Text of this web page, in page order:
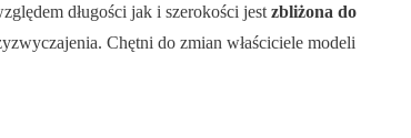
długości jak i szerokości jest zbliżona do
Chętni do zmian właściciele modeli